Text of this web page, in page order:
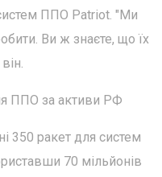
ППО Patriot. "Ми
Ви ж знаєте, що їх
ППО за активи РФ
350 ракет для систем
70 мільйонів